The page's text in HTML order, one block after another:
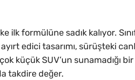
formülüne sadık kalıyor.
edici tasarımı, sürüşteki
küçük SUV’un sunamadığı
takdire değer.